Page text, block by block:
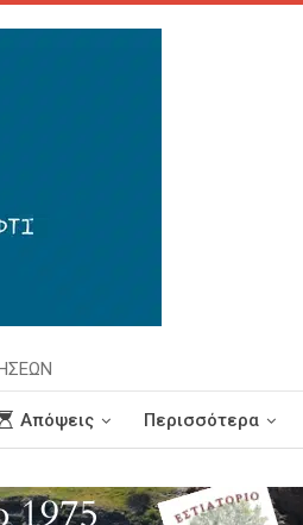
Απόψεις Περισσότερα